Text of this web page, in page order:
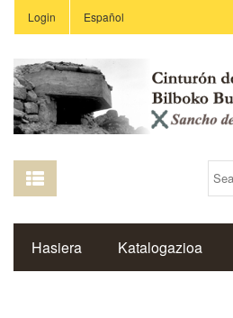
Login Español
Hasiera Katalogazioa